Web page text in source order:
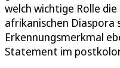
welch wichtige Rolle
afrikanischen Diaspora
Erkennungsmerkmal
Statement im